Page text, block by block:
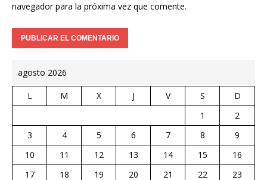
navegador para la próxima vez que comente.
agosto 2026
L M X J V S
D
1
2
3
4 5 6 7 8
9
10
11 12 13 14 15
16
17
18 19 20 21 22 23